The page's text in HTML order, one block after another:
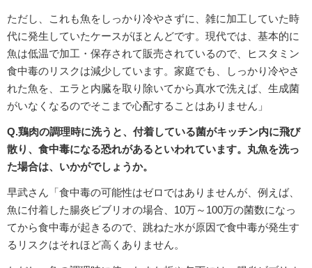
ただし、これも魚をしっかり冷やさずに、雑に加工していた時
代に発生していたケースがほとんどです。現代では、基本的に
魚は低温で加工・保存されて販売されているので、ヒスタミン
食中毒のリスクは減少しています。家庭でも、しっかり冷やさ
れた魚を、エラと内臓を取り除いてから真水で洗えば、生成菌
がいなくなるのでそこまで心配することはありません」
Q.鶏肉の調理時に洗うと、付着している菌がキッチン内に飛び
散り、食中毒になる恐れがあるといわれています。丸魚を洗っ
た場合は、いかがでしょうか。
早武さん「食中毒の可能性はゼロではありませんが、例えば、
魚に付着した腸炎ビブリオの場合、10万～100万の菌数になっ
てから食中毒が起きるので、跳ねた水が原因で食中毒が発生す
るリスクはそれほど高くありません。